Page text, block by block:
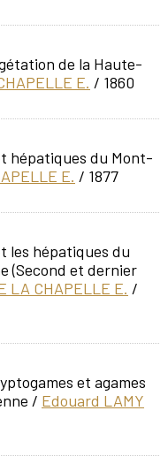
de la Haute-
E. / 1860
hépatiques du Mont-
E. / 1877
les hépatiques du
(Second et dernier
LA CHAPELLE E. /
et agames
/ Edouard LAMY